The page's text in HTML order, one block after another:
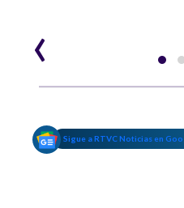
‹
Sigue a RTVC Noticias en